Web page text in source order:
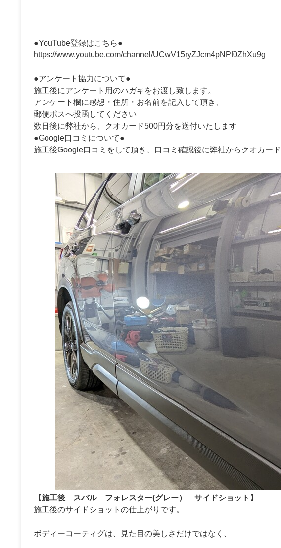
●YouTube登録はこちら●
https://www.youtube.com/channel/UCwV15ryZJcm4pNPf0ZhXu9g
●アンケート協力について●
施工後にアンケート用のハガキをお渡し致します。
アンケート欄に感想・住所・お名前を記入して頂き、
郵便ポスへ投函してください
数日後に弊社から、クオカード500円分を送付いたします
●Google口コミについて●
施工後Google口コミをして頂き、口コミ確認後に弊社からクオカー
【施工後 スバル フォレスター(グレー） サイドショット】
施工後のサイドショットの仕上がりです。
ボディーコーティグは、見た目の美しさだけではなく、